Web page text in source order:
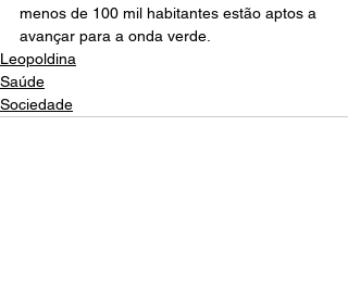
menos de 100 mil habitantes estão aptos a
avançar para a onda verde.
Leopoldina
Saúde
Sociedade